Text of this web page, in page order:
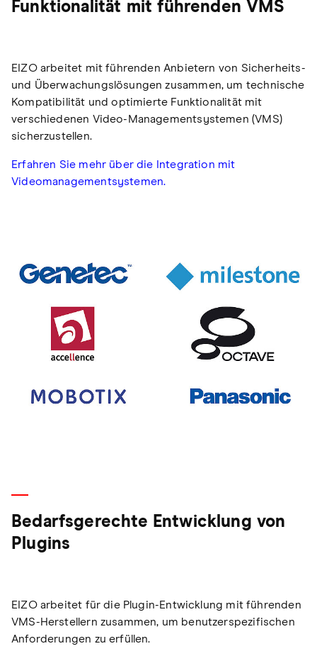
Funktionalität mit führenden VMS
EIZO arbeitet mit führenden Anbietern von Sicherheits-
und Überwachungslösungen zusammen, um technische
Kompatibilität und optimierte Funktionalität mit
verschiedenen Video-Managementsystemen (VMS)
sicherzustellen.
Erfahren Sie mehr über die Integration mit
Videomanagementsystemen.
Bedarfsgerechte Entwicklung von
Plugins
EIZO arbeitet für die Plugin-Entwicklung mit führenden
VMS-Herstellern zusammen, um benutzerspezifischen
Anforderungen zu erfüllen.